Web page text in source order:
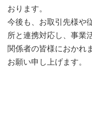
おります。
今後も、お取引先様や
所と連携対応し、事業
関係者の皆様におかれ
お願い申し上げます。